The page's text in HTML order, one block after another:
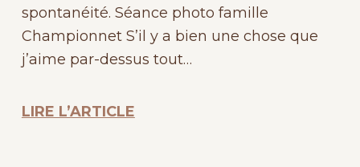
spontanéité. Séance photo famille
Championnet S’il y a bien une chose que
j’aime par-dessus tout…
LIRE L’ARTICLE